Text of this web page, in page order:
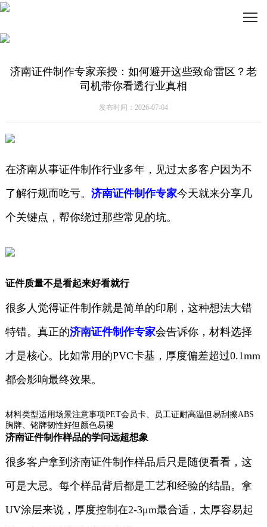
济南证件制作专家亲授：如何避开这些致命雷区？老
司机带你看透行业真相
发布时间：2026-07-04
在济南从事证件制作行业多年，见过太多客户因为不
了解行规而吃亏。 济南证件制作专家今天就来分享几
个关键点，帮你绕过那些常见的坑。
证件质量不是看起来好看就行
很多人觉得证件制作就是简单的印刷，这种想法大错
特错。真正的济南证件制作专家会告诉你，材料选择
才是核心。比如常用的PVC卡基，厚度偏差超过0.1mm
都会影响最终效果。
材料类型适用场景注意事项PET会员卡、员工证耐高温但易刮擦ABS
胸牌、铭牌韧性好但颜色易褪
济南证件制作样品的学问远超想象
很多客户拿到济南证件制作样品后只是随便看看，这
可是大忌。每个样品背后都是工艺和经验的结晶。拿
UV涂层来说，厚度控制在2-3μm最合适，太厚容易起